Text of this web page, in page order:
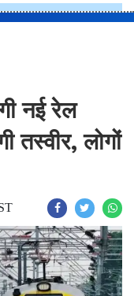
नई रेल
तस्वीर, लोगों